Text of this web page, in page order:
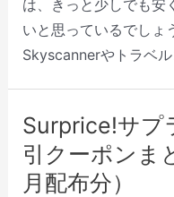
は、きっと少しでも安
いと思っているでしょ
Skyscannerやトラベ
Surprice!サプ
引クーポンま
月配布分）